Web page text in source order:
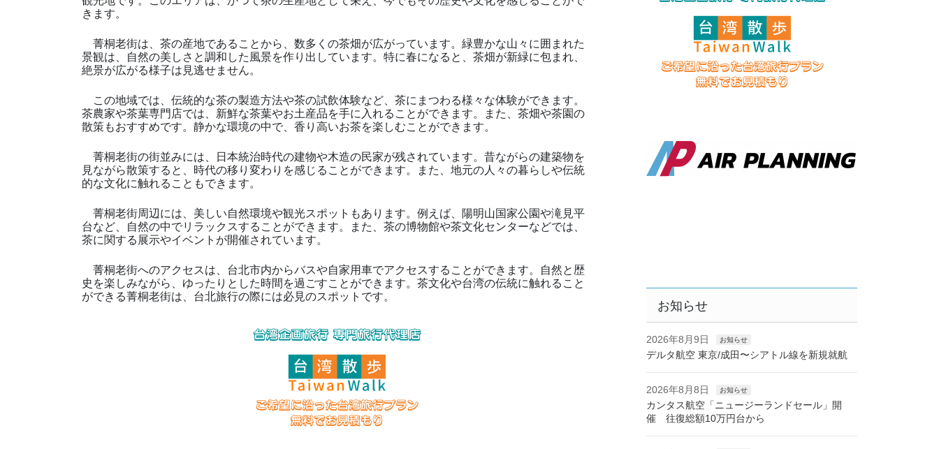
きます。
菁桐老街は、茶の産地であることから、数多くの茶畑が広がっています。緑豊かな山々に囲まれた
景観は、自然の美しさと調和した風景を作り出しています。特に春になると、茶畑が新緑に包まれ、
絶景が広がる様子は見逃せません。
この地域では、伝統的な茶の製造方法や茶の試飲体験など、茶にまつわる様々な体験ができます。
茶農家や茶葉専門店では、新鮮な茶葉やお土産品を手に入れることができます。また、茶畑や茶園の
散策もおすすめです。静かな環境の中で、香り高いお茶を楽しむことができます。
菁桐老街の街並みには、日本統治時代の建物や木造の民家が残されています。昔ながらの建築物を
見ながら散策すると、時代の移り変わりを感じることができます。また、地元の人々の暮らしや伝統
的な文化に触れることもできます。
菁桐老街周辺には、美しい自然環境や観光スポットもあります。例えば、陽明山国家公園や滝見平
台など、自然の中でリラックスすることができます。また、茶の博物館や茶文化センターなどでは、
茶に関する展示やイベントが開催されています。
菁桐老街へのアクセスは、台北市内からバスや自家用車でアクセスすることができます。自然と歴
史を楽しみながら、ゆったりとした時間を過ごすことができます。茶文化や台湾の伝統に触れること
ができる菁桐老街は、台北旅行の際には必見のスポットです。
お知らせ
2026年8月9日 お知らせ
デルタ航空 東京/成田〜シアトル線を新規就航
2026年8月8日 お知らせ
カンタス航空「ニュージーランドセール」開
催 往復総額10万円台から